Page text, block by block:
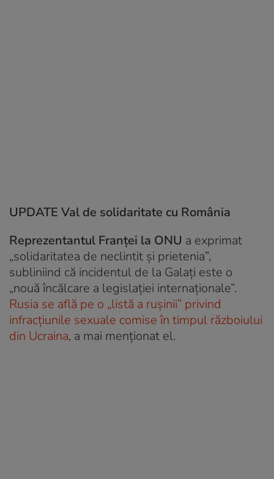
UPDATE Val de solidaritate cu România
Reprezentantul Franţei la ONU a exprimat
„solidaritatea de neclintit şi prietenia”,
subliniind că incidentul de la Galaţi este o
„nouă încălcare a legislaţiei internaţionale”.
Rusia se află pe o „listă a ruşinii” privind
infracţiunile sexuale comise în timpul războiului
din Ucraina, a mai menționat el.